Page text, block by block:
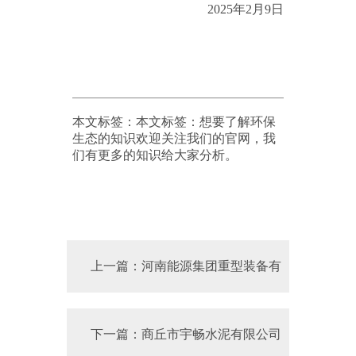
2025年2 月 9日
本文标签：本文标签：想要了解环保
生态的知识欢迎关注我们的官网，我
们有更多的知识给大家分析。
上一篇：河南能源集团重型装备有
下一篇：商丘市宇畅水泥有限公司